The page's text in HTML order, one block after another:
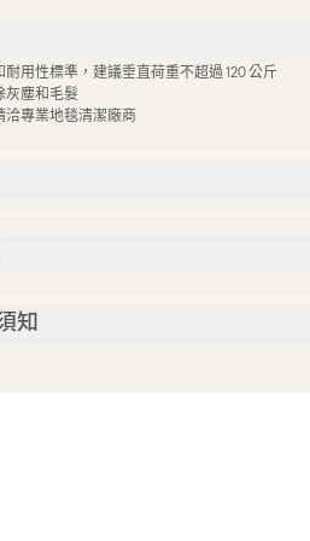
用性標準，建議垂直荷重不超過 120 公斤
灰塵和毛髮
洽專業地毯清潔廠商
知